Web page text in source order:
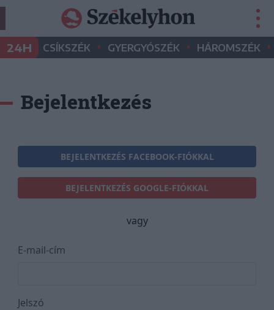
24H CSÍKSZÉK • GYERGYÓSZÉK • HÁROMSZÉK •
Bejelentkezés
BEJELENTKEZÉS FACEBOOK-FIÓKKAL
BEJELENTKEZÉS GOOGLE-FIÓKKAL
vagy
E-mail-cím
Jelszó